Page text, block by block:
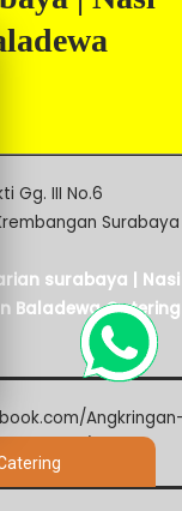
Gg. III No.6
Surabaya
surabaya | Nasi
Baladewa Catering